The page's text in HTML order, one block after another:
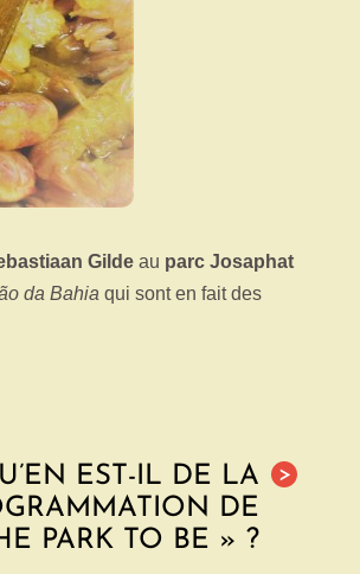
Gilde au parc Josaphat
da Bahia qui sont en fait des
>
EST-IL DE LA
DE
PARK TO BE » ?